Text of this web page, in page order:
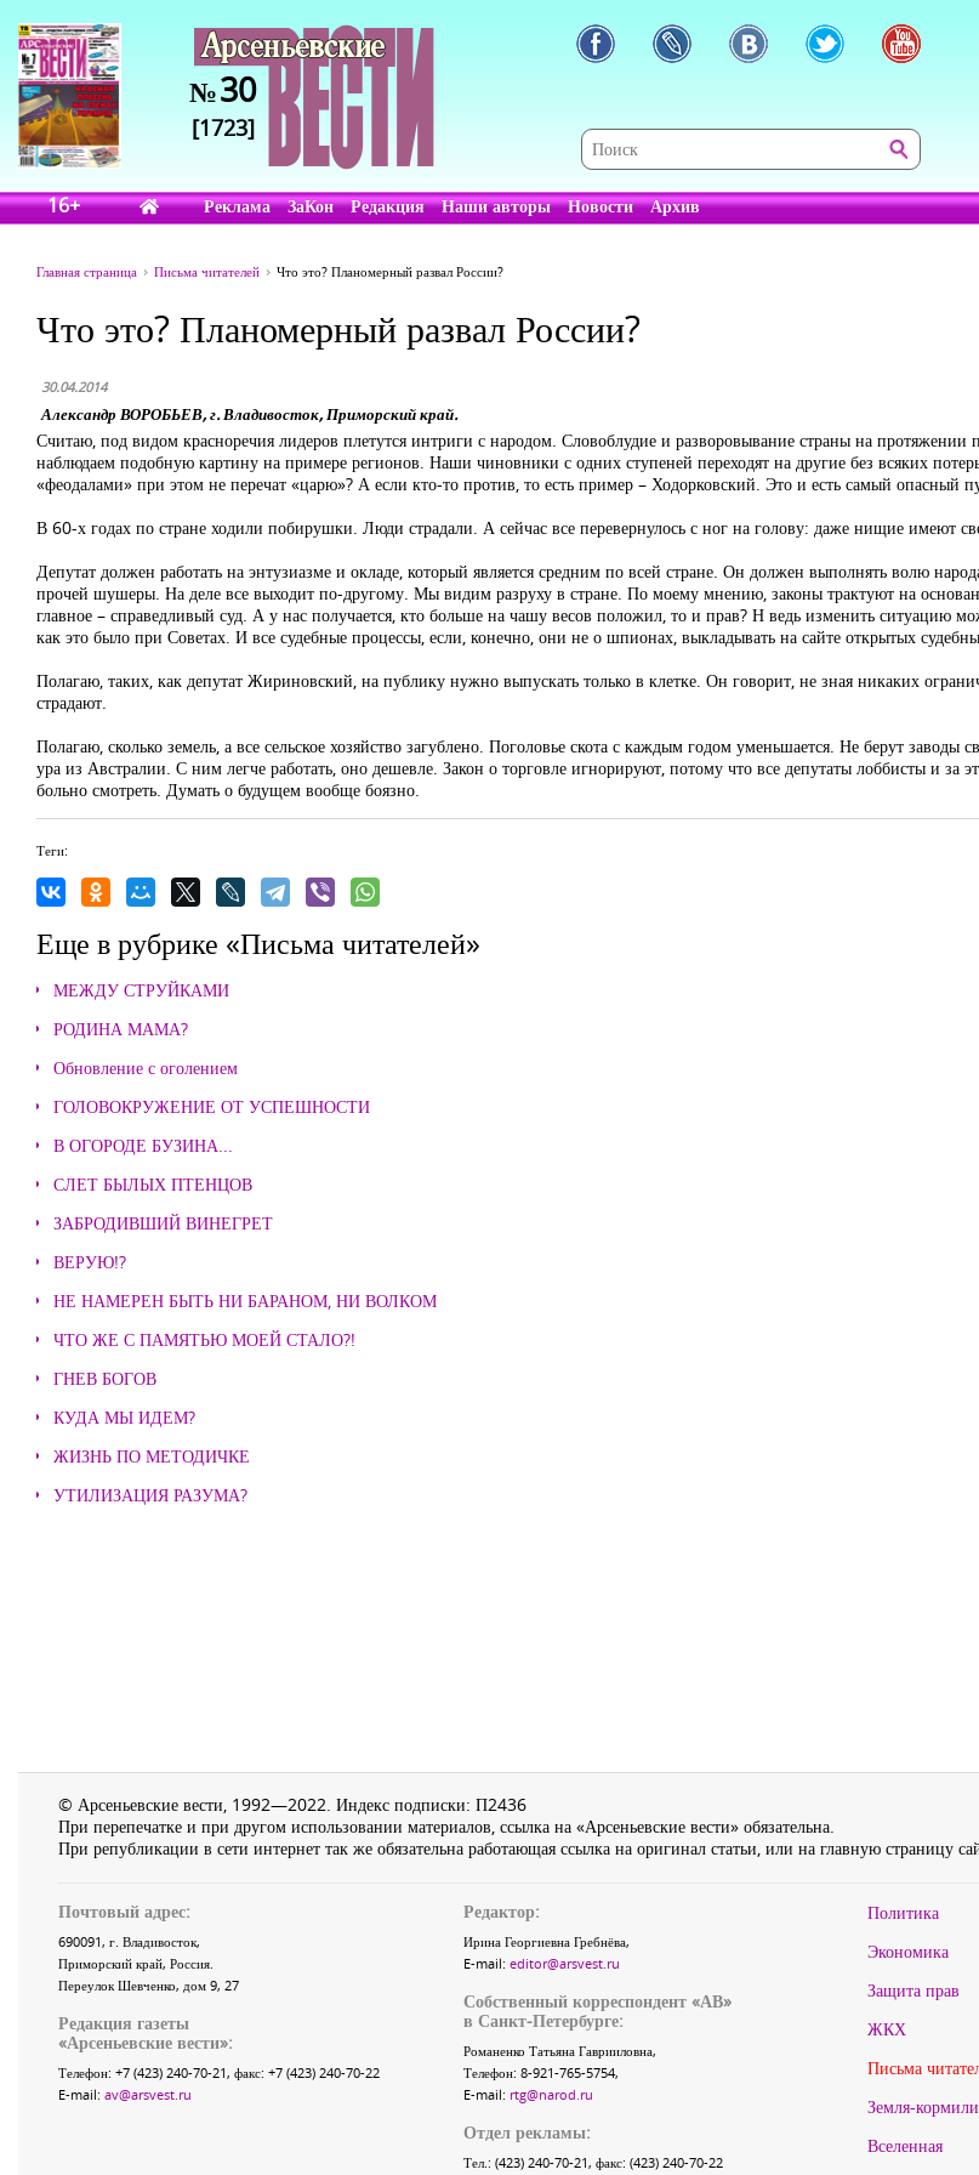
№30
[1723]
16+ Реклама ЗаКон Редакция Наши авторы Новости Архив
Главная страница Письма читателей Что это? Планомерный развал России?
Что это? Планомерный развал России?
30.04.2014
Александр ВОРОБЬЕВ, г. Владивосток, Приморский край.
Считаю, под видом красноречия лидеров плетутся интриги с народом. Словоблудие и разворовывание страны на
наблюдаем подобную картину на примере регионов. Наши чиновники с одних ступеней переходят на другие без всяких
«феодалами» при этом не перечат «царю»? А если кто-то против, то есть пример – Ходорковский. Это и есть самый опасный
В 60-х годах по стране ходили побирушки. Люди страдали. А сейчас все перевернулось с ног на голову: даже нищие имеют
Депутат должен работать на энтузиазме и окладе, который является средним по всей стране. Он должен выполнять волю
прочей шушеры. На деле все выходит по-другому. Мы видим разруху в стране. По моему мнению, законы трактуют на
главное – справедливый суд. А у нас получается, кто больше на чашу весов положил, то и прав? Н ведь изменить ситуацию
как это было при Советах. И все судебные процессы, если, конечно, они не о шпионах, выкладывать на сайте открытых
Полагаю, таких, как депутат Жириновский, на публику нужно выпускать только в клетке. Он говорит, не зная никаких
страдают.
Полагаю, сколько земель, а все сельское хозяйство загублено. Поголовье скота с каждым годом уменьшается. Не берут заводы
ура из Австралии. С ним легче работать, оно дешевле. Закон о торговле игнорируют, потому что все депутаты лоббисты и за
больно смотреть. Думать о будущем вообще боязно.
Теги:
Еще в рубрике «Письма читателей»
МЕЖДУ СТРУЙКАМИ
РОДИНА МАМА?
Обновление с оголением
ГОЛОВОКРУЖЕНИЕ ОТ УСПЕШНОСТИ
В ОГОРОДЕ БУЗИНА...
СЛЕТ БЫЛЫХ ПТЕНЦОВ
ЗАБРОДИВШИЙ ВИНЕГРЕТ
ВЕРУЮ!?
НЕ НАМЕРЕН БЫТЬ НИ БАРАНОМ, НИ ВОЛКОМ
ЧТО ЖЕ С ПАМЯТЬЮ МОЕЙ СТАЛО?!
ГНЕВ БОГОВ
КУДА МЫ ИДЕМ?
ЖИЗНЬ ПО МЕТОДИЧКЕ
УТИЛИЗАЦИЯ РАЗУМА?
© Арсеньевские вести, 1992—2022. Индекс подписки: П2436
При перепечатке и при другом использовании материалов, ссылка на «Арсеньевские вести» обязательна.
При републикации в сети интернет так же обязательна работающая ссылка на оригинал статьи, или на главную страницу
Почтовый адрес:
690091, г. Владивосток,
Приморский край, Россия.
Переулок Шевченко, дом 9, 27
Редакция газеты
«Арсеньевские вести»:
Телефон: +7 (423) 240-70-21, факс: +7 (423) 240-70-22
E-mail: av@arsvest.ru
Редактор:
Ирина Георгиевна Гребнёва,
E-mail: editor@arsvest.ru
Собственный корреспондент «АВ»
в Санкт-Петербурге:
Романенко Татьяна Гаврииловна,
Телефон: 8-921-765-5754,
E-mail: rtg@narod.ru
Отдел рекламы:
Тел.: (423) 240-70-21, факс: (423) 240-70-22
Политика
Экономика
Защита прав
ЖКХ
Письма
Земля-
Вселенная